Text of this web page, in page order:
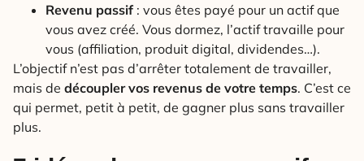
Revenu passif : vous êtes payé pour un actif que
vous avez créé. Vous dormez, l’actif travaille pour
vous (affiliation, produit digital, dividendes…).
L’objectif n’est pas d’arrêter totalement de travailler,
mais de découpler vos revenus de votre temps. C’est ce
qui permet, petit à petit, de gagner plus sans travailler
plus.